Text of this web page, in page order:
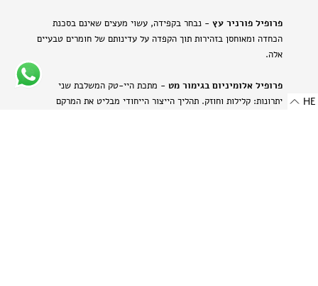
פרופיל פורניר עץ - נבחר בקפידה, עשוי מעצים שאינם בסכנת
הכחדה ומאוחסן בזהירות תוך הקפדה על עדינותם של חומרים טבעיים
אלה.
פרופיל אלומיניום בגימור מט - מתכת היי-טק המשלבת שני
יתרונות: קלילות וחוזק. תהליך הייצור הייחודי מבליט את המרקם
HE